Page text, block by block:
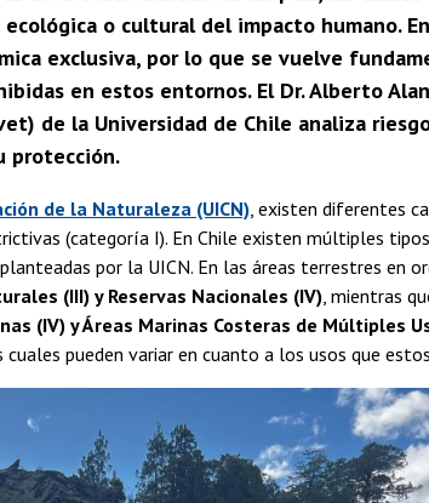
o cultural del impacto humano.
exclusiva, por lo que se vuelve
en estos entornos. El Dr. Alberto
de la Universidad de Chile analiza
protección.
de la Naturaleza (UICN) , existen diferentes
(categoría I). En Chile existen múltiples
por la UICN. En las áreas terrestres en
(III) y Reservas Nacionales (IV) , mientras
(IV) y Áreas Marinas Costeras de Múltiples
pueden variar en cuanto a los usos que